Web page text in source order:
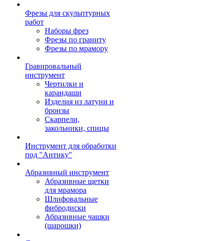
Фрезы для скульптурных
работ
Наборы фрез
Фрезы по граниту
Фрезы по мрамору
Гравировальный
инструмент
Чертилки и
карандаши
Изделия из латуни и
бронзы
Скарпели,
закольники, спицы
Инструмент для обработки
под "Антику"
Абразивный инструмент
Абразивные щетки
для мрамора
Шлифовальные
фибродиски
Абразивные чашки
(шарошки)